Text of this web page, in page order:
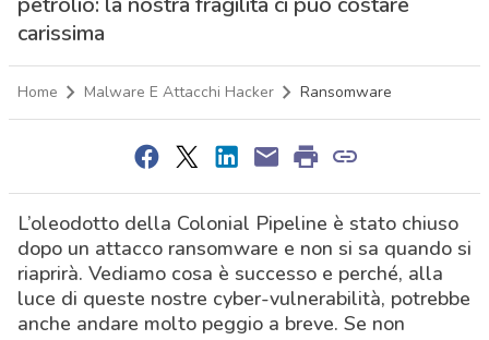
carissima
Home Malware E Attacchi Hacker Ransomware
L’oleodotto della Colonial Pipeline è stato chiuso
dopo un attacco ransomware e non si sa quando si
riaprirà. Vediamo cosa è successo e perché, alla
luce di queste nostre cyber-vulnerabilità, potrebbe
anche andare molto peggio a breve. Se non